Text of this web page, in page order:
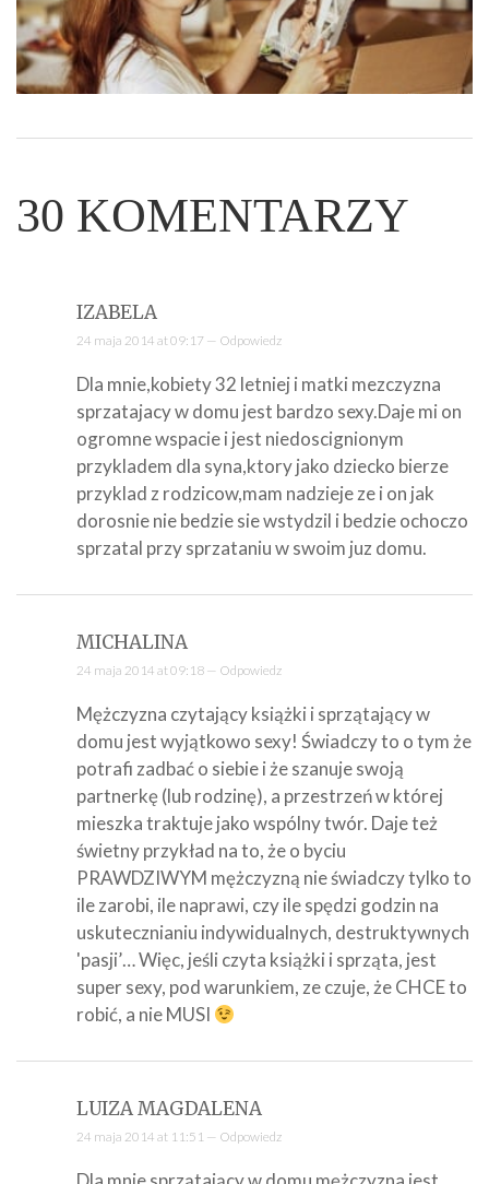
30 KOMENTARZY
IZABELA
24 maja 2014 at 09:17 — Odpowiedz
Dla mnie,kobiety 32 letniej i matki mezczyzna
sprzatajacy w domu jest bardzo sexy.Daje mi on
ogromne wspacie i jest niedoscignionym
przykladem dla syna,ktory jako dziecko bierze
przyklad z rodzicow,mam nadzieje ze i on jak
dorosnie nie bedzie sie wstydzil i bedzie ochoczo
sprzatal przy sprzataniu w swoim juz domu.
MICHALINA
24 maja 2014 at 09:18 — Odpowiedz
Mężczyzna czytający książki i sprzątający w
domu jest wyjątkowo sexy! Świadczy to o tym że
potrafi zadbać o siebie i że szanuje swoją
partnerkę (lub rodzinę), a przestrzeń w której
mieszka traktuje jako wspólny twór. Daje też
świetny przykład na to, że o byciu
PRAWDZIWYM mężczyzną nie świadczy tylko to
ile zarobi, ile naprawi, czy ile spędzi godzin na
uskutecznianiu indywidualnych, destruktywnych
'pasji’… Więc, jeśli czyta książki i sprząta, jest
super sexy, pod warunkiem, ze czuje, że CHCE to
robić, a nie MUSI
LUIZA MAGDALENA
24 maja 2014 at 11:51 — Odpowiedz